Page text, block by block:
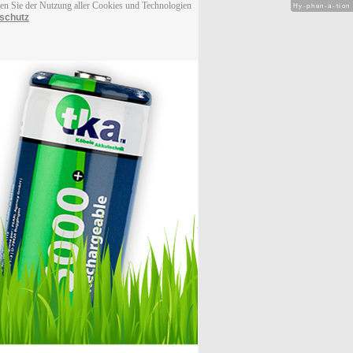
Sie der Nutzung aller Cookies und Technologien
Hy-phen-a-tion